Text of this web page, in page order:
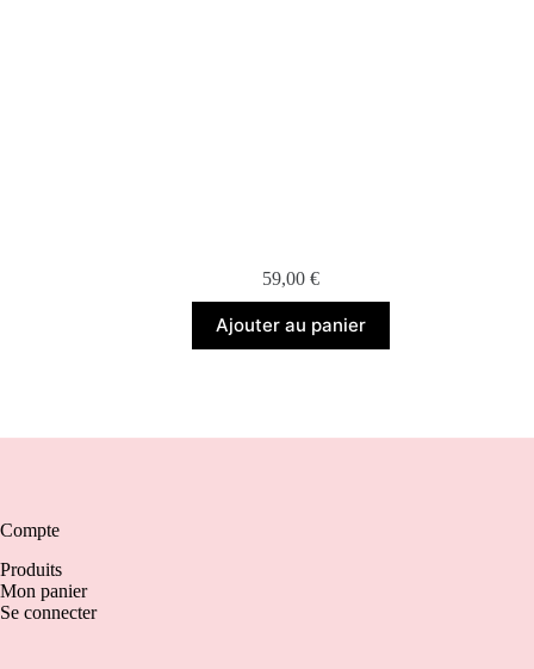
59,00 €
Ajouter au panier
Compte
Produits
Mon panier
Se connecter